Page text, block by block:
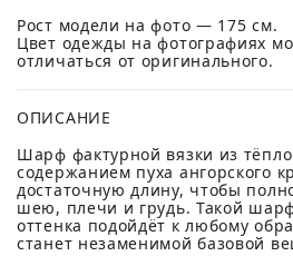
Рост модели на фото — 175 см.
Цвет одежды на фотографиях
отличаться от оригинального.
ОПИСАНИЕ
Шарф фактурной вязки из
содержанием пуха ангорского
достаточную длину, чтобы
шею, плечи и грудь. Такой
оттенка подойдёт к любому
станет незаменимой базовой